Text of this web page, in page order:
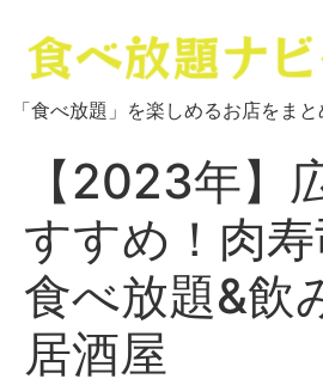
「食べ放題」を楽しめるお店をまと
【2023年】
すすめ！肉
食べ放題&飲
居酒屋